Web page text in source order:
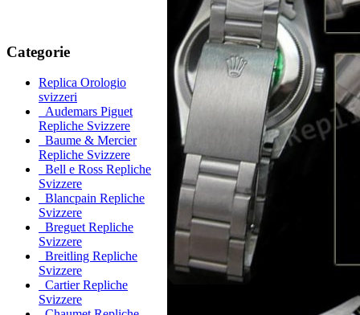
Categorie
Replica Orologio
svizzeri
Audemars Piguet
Repliche Svizzere
Baume & Mercier
Repliche Svizzere
Bell e Ross Repliche
Svizzere
Blancpain Repliche
Svizzere
Breguet Repliche
Svizzere
Breitling Repliche
Svizzere
Cartier Repliche
Svizzere